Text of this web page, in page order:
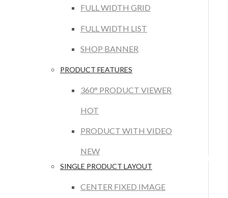
FULL WIDTH GRID
FULL WIDTH LIST
SHOP BANNER
PRODUCT FEATURES
360° PRODUCT VIEWER
HOT
PRODUCT WITH VIDEO
NEW
SINGLE PRODUCT LAYOUT
CENTER FIXED IMAGE